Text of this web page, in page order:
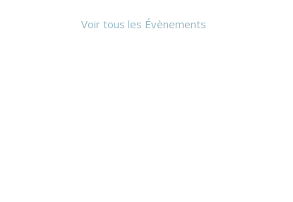
Voir tous les Évènements